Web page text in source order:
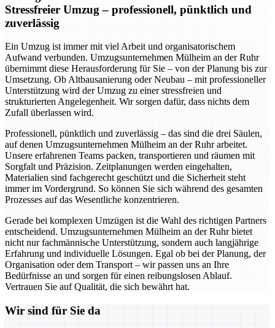
Stressfreier Umzug – professionell, pünktlich und
zuverlässig
Ein Umzug ist immer mit viel Arbeit und organisatorischem
Aufwand verbunden. Umzugsunternehmen Mülheim an der Ruhr
übernimmt diese Herausforderung für Sie – von der Planung bis zur
Umsetzung. Ob Altbausanierung oder Neubau – mit professioneller
Unterstützung wird der Umzug zu einer stressfreien und
strukturierten Angelegenheit. Wir sorgen dafür, dass nichts dem
Zufall überlassen wird.
Professionell, pünktlich und zuverlässig – das sind die drei Säulen,
auf denen Umzugsunternehmen Mülheim an der Ruhr arbeitet.
Unsere erfahrenen Teams packen, transportieren und räumen mit
Sorgfalt und Präzision. Zeitplanungen werden eingehalten,
Materialien sind fachgerecht geschützt und die Sicherheit steht
immer im Vordergrund. So können Sie sich während des gesamten
Prozesses auf das Wesentliche konzentrieren.
Gerade bei komplexen Umzügen ist die Wahl des richtigen Partners
entscheidend. Umzugsunternehmen Mülheim an der Ruhr bietet
nicht nur fachmännische Unterstützung, sondern auch langjährige
Erfahrung und individuelle Lösungen. Egal ob bei der Planung, der
Organisation oder dem Transport – wir passen uns an Ihre
Bedürfnisse an und sorgen für einen reibungslosen Ablauf.
Vertrauen Sie auf Qualität, die sich bewährt hat.
Wir sind für Sie da